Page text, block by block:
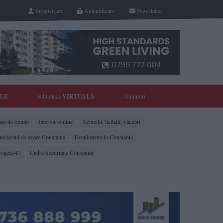
Newsletter
Autentificare
Inregistrare
BibliotecaVIRTUALĂ Anunturi
de opinie Interviu online
Achiziții, licitații, vânzări
de avere Constanta
Evenimente in Constanta
Cadre Securitate Constanta